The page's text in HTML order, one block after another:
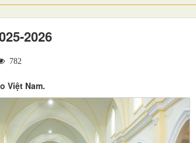
2026
782
Việt Nam.